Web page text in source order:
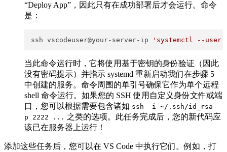
“Deploy App”，因此只有在成功部署后才会运行。命令
是：
ssh vscodeuser@your-server-ip 'systemctl --user
当此命令运行时，它将使用基于密钥的身份验证（因此
没有密码提示）并指示 systemd 重新启动我们在步骤 5
中创建的服务。命令周围的单引号确保它作为单个远程
shell 命令运行。如果您的 SSH 使用自定义身份文件或端
口，您可以根据需要包含诸如 ssh -i ~/.ssh/id_rsa -
p 2222 ... ​ 之类的选项。此任务完成后，您的新代码应
该已在服务器上运行！
添加这些任务后，您可以在 VS Code 中执行它们。例如，打